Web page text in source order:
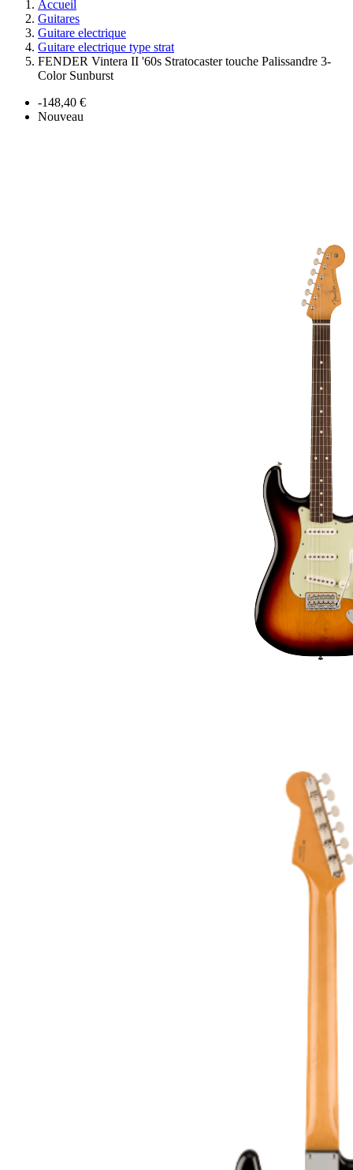
Accueil
Guitares
Guitare electrique
Guitare electrique type strat
FENDER Vintera II '60s Stratocaster touche Palissandre 3-
Color Sunburst
-148,40 €
Nouveau